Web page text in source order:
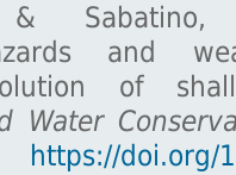
&
and
of
Water
https://doi.org/